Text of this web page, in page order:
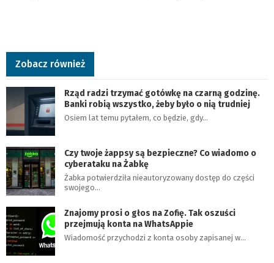
Zobacz również
Rząd radzi trzymać gotówkę na czarną godzinę.
Banki robią wszystko, żeby było o nią trudniej
Osiem lat temu pytałem, co będzie, gdy…
Czy twoje żappsy są bezpieczne? Co wiadomo o
cyberataku na Żabkę
Żabka potwierdziła nieautoryzowany dostęp do części
swojego…
Znajomy prosi o głos na Zofię. Tak oszuści
przejmują konta na WhatsAppie
Wiadomość przychodzi z konta osoby zapisanej w…